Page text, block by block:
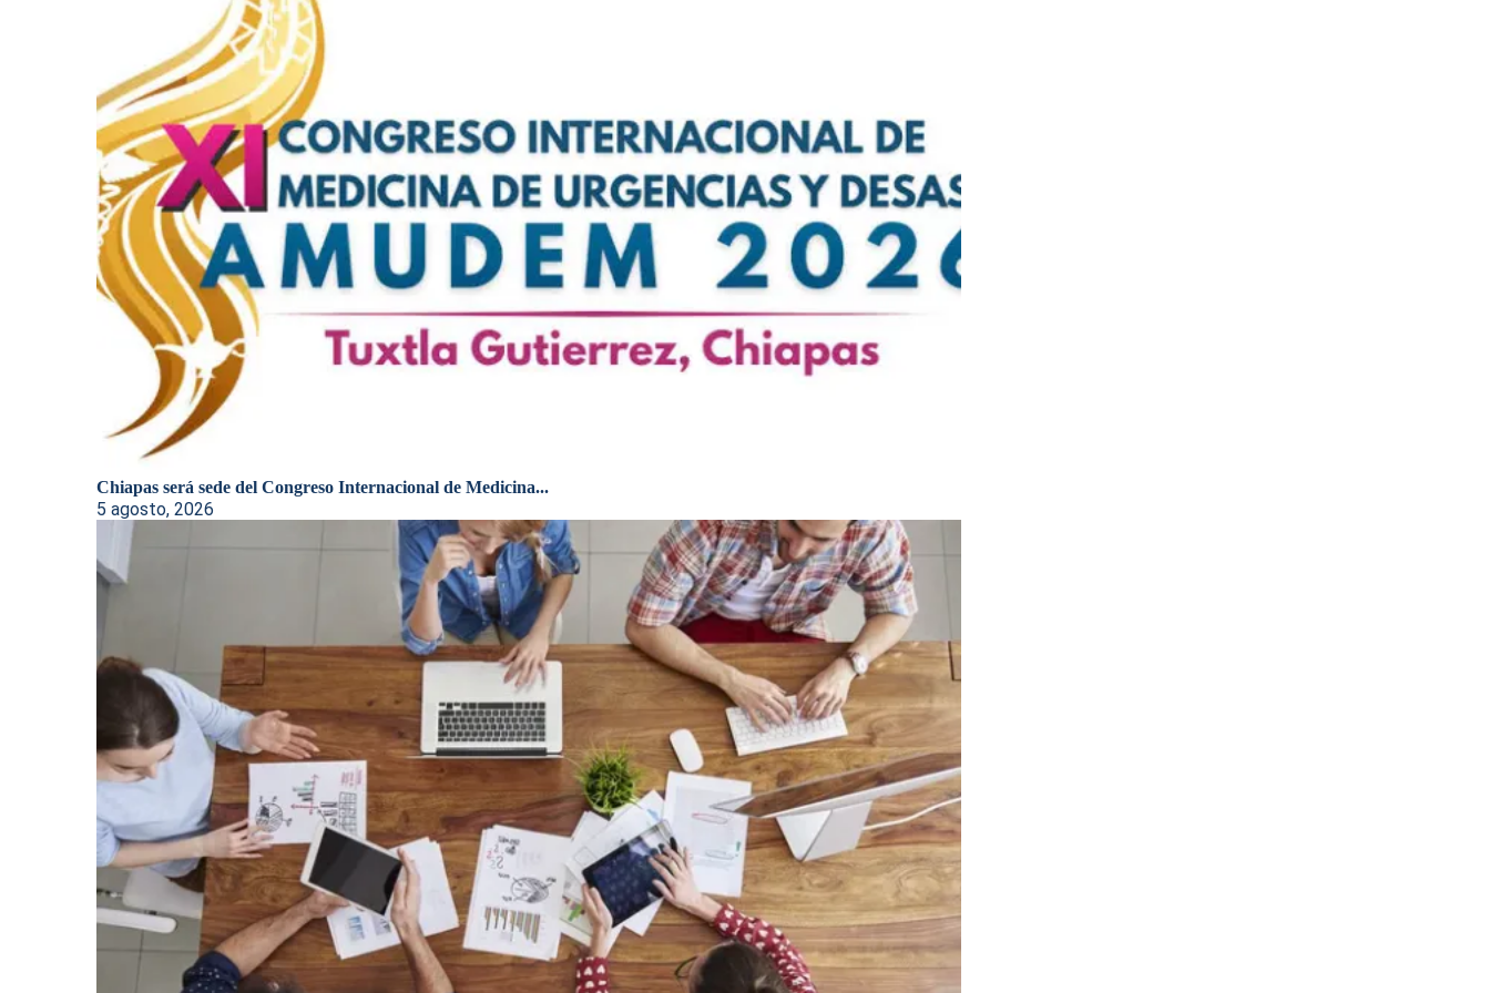
Chiapas será sede del Congreso Internacional de Medicina...
5 agosto, 2026